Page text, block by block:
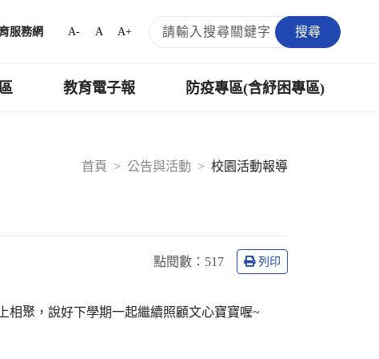
服務網 A- A A+ 搜尋
教育電子報 防疫專區(含紓困專區)
首頁
公告與活動 校園活動報導
點閱數： 517 列印
相聚，說好下學期一起繼續照顧文心寶寶喔~